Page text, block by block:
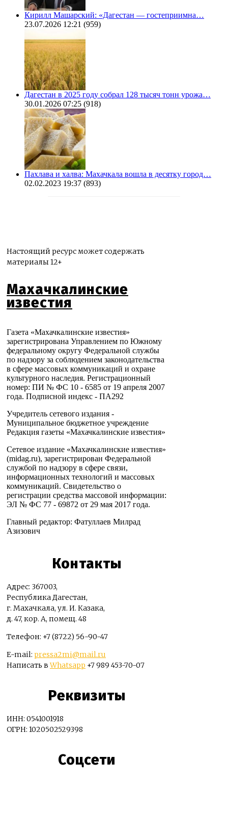
Кирилл Машарский: «Дагестан — гостеприимна…
23.07.2026 12:21 (959)
Дагестан в 2025 году собрал 128 тысяч тонн урожа…
30.01.2026 07:25 (918)
Пахлава и халва: Махачкала вошла в десятку город…
02.02.2023 19:37 (893)
Настоящий ресурс может содержать
материалы 12+
Махачкалинские
известия
Газета «Махачкалинские известия»
зарегистрирована Управлением по Южному
федеральному округу Федеральной службы
по надзору за соблюдением законодательства
в сфере массовых коммуникаций и охране
культурного наследия. Регистрационный
номер: ПИ № ФС 10 - 6585 от 19 апреля 2007
года. Подписной индекс - ПА292
Учредитель сетевого издания -
Муниципальное бюджетное учреждение
Редакция газеты «Махачкалинские известия»
Сетевое издание «Махачкалинские известия»
(midag.ru), зарегистрирован Федеральной
службой по надзору в сфере связи,
информационных технологий и массовых
коммуникаций. Свидетельство о
регистрации средства массовой информации:
ЭЛ № ФС 77 - 69872 от 29 мая 2017 года.
Главный редактор: Фатуллаев Милрад
Азизович
Контакты
Адрес: 367003,
Республика Дагестан,
г. Махачкала, ул. И. Казака,
д. 47, кор. А, помещ. 48
Телефон: +7 (8722) 56-90-47
E-mail: pressa2mi@mail.ru
Написать вWhatsapp +7 989 453-70-07
Реквизиты
ИНН: 0541001918
ОГРН: 1020502529398
Соцсети